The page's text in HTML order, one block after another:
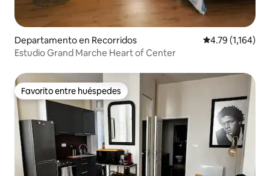
Departamento en Recorridos Calificación
4.79 (1,164)
Estudio Grand Marche Heart of Center
Favorito entre huéspedes
Favorito entre huéspedes